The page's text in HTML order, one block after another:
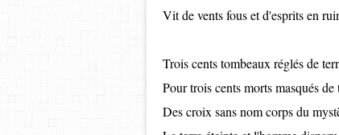
Vit de vents fous et d'esprits en
Trois cents tombeaux réglés de
Pour trois cents morts masqués de
Des croix sans nom corps du